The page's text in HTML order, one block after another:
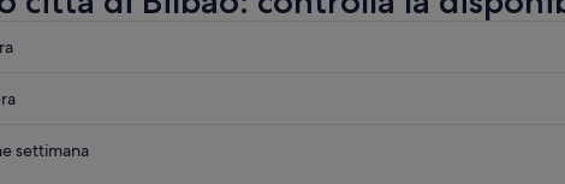
settimana